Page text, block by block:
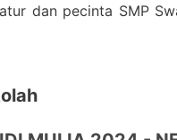
dan pecinta SMP